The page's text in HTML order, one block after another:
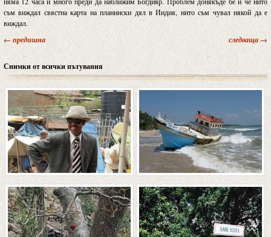
съм виждал свястна карта на планински дял в Индия, нито съм чувал някой да е
виждал.
← предишна следваща →
Снимки от всички пътувания